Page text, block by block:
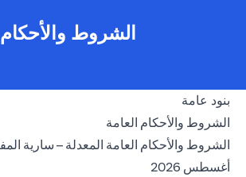
الشروط والأحكام
بنود عامة
الشروط والأحكام العامة
أغسطس 2026